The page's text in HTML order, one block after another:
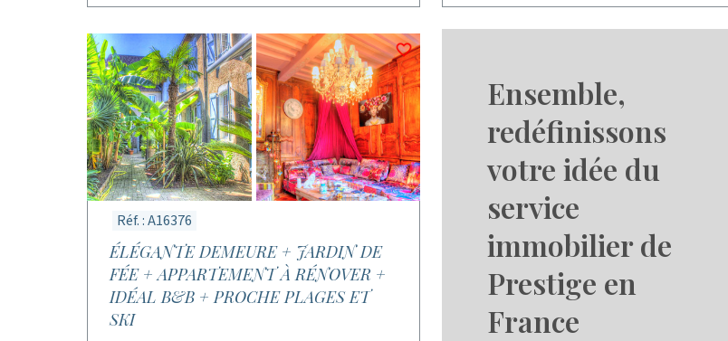
Réf. : A16376
ÉLÉGANTE DEMEURE + JARDIN DE
FÉE + APPARTEMENT À RÉNOVER +
IDÉAL B&B + PROCHE PLAGES ET
SKI
Ensemble,
redéfinissons
votre idée du
service
immobilier de
Prestige en
France